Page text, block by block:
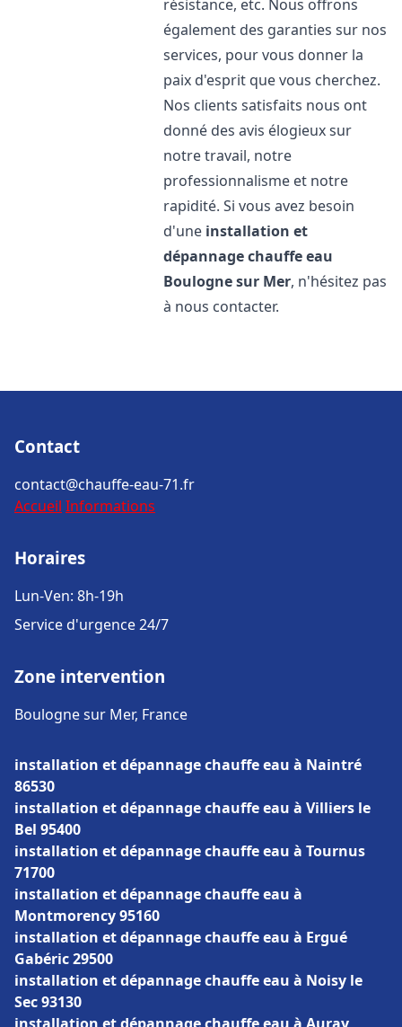
résistance, etc. Nous offrons
également des garanties sur nos
services, pour vous donner la
paix d'esprit que vous cherchez.
Nos clients satisfaits nous ont
donné des avis élogieux sur
notre travail, notre
professionnalisme et notre
rapidité. Si vous avez besoin
d'une installation et
dépannage chauffe eau
Boulogne sur Mer, n'hésitez pas
à nous contacter.
Contact
contact@chauffe-eau-71.fr
Accueil Informations
Horaires
Lun-Ven: 8h-19h
Service d'urgence 24/7
Zone intervention
Boulogne sur Mer, France
installation et dépannage chauffe eau à Naintré
86530
installation et dépannage chauffe eau à Villiers le
Bel 95400
installation et dépannage chauffe eau à Tournus
71700
installation et dépannage chauffe eau à
Montmorency 95160
installation et dépannage chauffe eau à Ergué
Gabéric 29500
installation et dépannage chauffe eau à Noisy le
Sec 93130